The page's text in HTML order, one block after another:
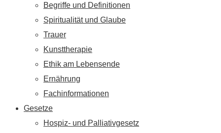
Begriffe und Definitionen
Spiritualität und Glaube
Trauer
Kunsttherapie
Ethik am Lebensende
Ernährung
Fachinformationen
Gesetze
Hospiz- und Palliativgesetz